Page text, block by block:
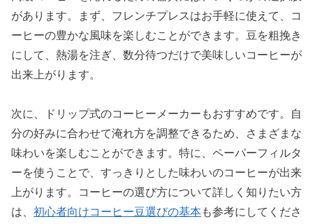
があります。まず、フレンチプレスはお手軽に使えて、コ
ーヒーの豊かな風味を楽しむことができます。豆を粗挽き
にして、熱湯を注ぎ、数分待つだけで美味しいコーヒーが
出来上がります。
次に、ドリップ式のコーヒーメーカーもおすすめです。自
分の好みに合わせて淹れ方を調整できるため、さまざまな
味わいを楽しむことができます。特に、ペーパーフィルタ
ーを使うことで、すっきりとした味わいのコーヒーが出来
上がります。コーヒーの選び方について詳しく知りたい方
は、 初心者向けコーヒー豆選びの基本も参考にしてくださ